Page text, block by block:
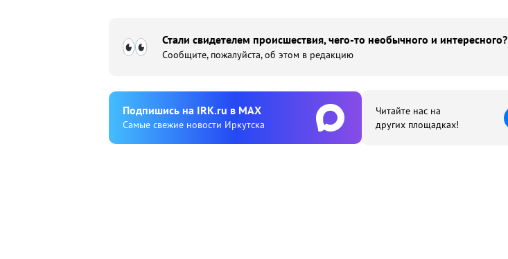
Стали свидетелем происшествия, чего-то необычного и интересного?
Сообщите, пожалуйста, об этом в редакцию
Подпишиcь на IRK.ru в MAX
Cамые свежие новости Иркутска
Читайте нас на
других площадках!